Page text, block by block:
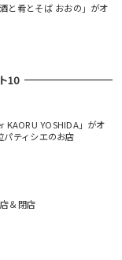
と肴とそば おおの」がオ
10
YOSHIDA」がオ
パティシエのお店
＆閉店